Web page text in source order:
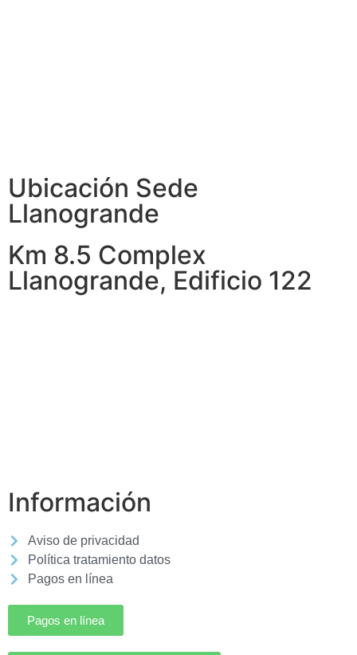
Ubicación Sede
Llanogrande
Km 8.5 Complex
Llanogrande, Edificio 122
Información
Aviso de privacidad
Política tratamiento datos
Pagos en línea
Pagos en línea